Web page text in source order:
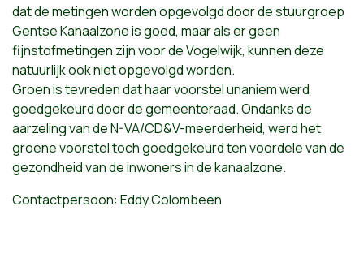
dat de metingen worden opgevolgd doorde stuurgroep
Gentse Kanaalzone is goed, maar als er geen
fijnstofmetingen zijn voor de Vogelwijk, kunnen deze
natuurlijk ook niet opgevolgd worden.
Groen is tevreden dat haar voorstel unaniem werd
goedgekeurd door de gemeenteraad. Ondanks de
aarzeling van de N-VA/CD&V-meerderheid, werd het
groene voorstel toch goedgekeurd ten voordele van de
gezondheid van de inwoners in de kanaalzone.
Contactpersoon: Eddy Colombeen